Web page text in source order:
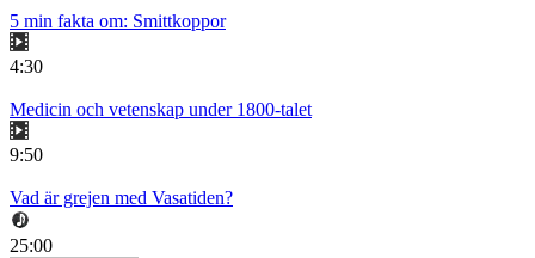
5 min fakta om: Smittkoppor
4:30
Medicin och vetenskap under 1800-talet
9:50
Vad är grejen med Vasatiden?
25:00